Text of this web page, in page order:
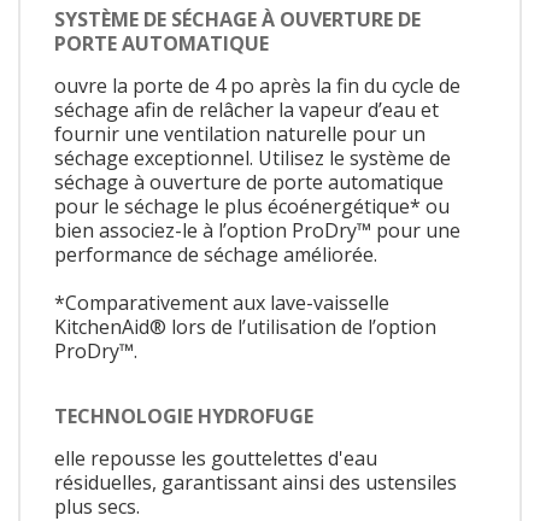
SYSTÈME DE SÉCHAGE À OUVERTURE DE
PORTE AUTOMATIQUE
ouvre la porte de 4 po après la fin du cycle de
séchage afin de relâcher la vapeur d’eau et
fournir une ventilation naturelle pour un
séchage exceptionnel. Utilisez le système de
séchage à ouverture de porte automatique
pour le séchage le plus écoénergétique* ou
bien associez-le à l’option ProDry™ pour une
performance de séchage améliorée.
*Comparativement aux lave-vaisselle
KitchenAid® lors de l’utilisation de l’option
ProDry™.
TECHNOLOGIE HYDROFUGE
elle repousse les gouttelettes d'eau
résiduelles, garantissant ainsi des ustensiles
plus secs.